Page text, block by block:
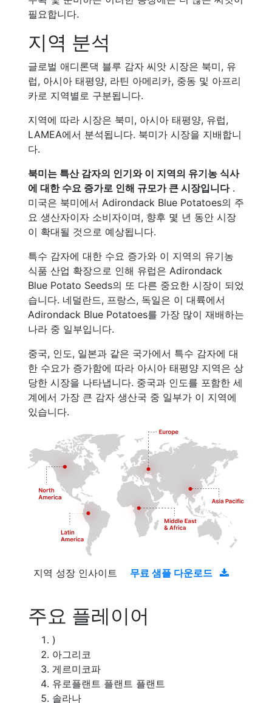
필요합니다.
지역 분석
글로벌 애디론댁 블루 감자 씨앗 시장은 북미, 유
럽, 아시아 태평양, 라틴 아메리카, 중동 및 아프리
카로 지역별로 구분됩니다.
지역에 따라 시장은 북미, 아시아 태평양, 유럽,
LAMEA에서 분석됩니다. 북미가 시장을 지배합니
다.
북미는 특산 감자의 인기와 이 지역의 유기농 식사
에 대한 수요 증가로 인해 규모가 큰 시장입니다.
미국은 북미에서 Adirondack Blue Potatoes의 주
요 생산자이자 소비자이며, 향후 몇 년 동안 시장
이 확대될 것으로 예상됩니다.
특수 감자에 대한 수요 증가와 이 지역의 유기농
식품 산업 확장으로 인해 유럽은 Adirondack
Blue Potato Seeds의 또 다른 중요한 시장이 되었
습니다. 네덜란드, 프랑스, 독일은 이 대륙에서
Adirondack Blue Potatoes를 가장 많이 재배하는
나라 중 일부입니다.
중국, 인도, 일본과 같은 국가에서 특수 감자에 대
한 수요가 증가함에 따라 아시아 태평양 지역은 상
당한 시장을 나타냅니다. 중국과 인도를 포함한 세
계에서 가장 큰 감자 생산국 중 일부가 이 지역에
있습니다.
지역 성장 인사이트 무료 샘플 다운로드
주요 플레이어
)
아그리코
게르미코파
유로플랜트 플랜트 플랜트
솔라나